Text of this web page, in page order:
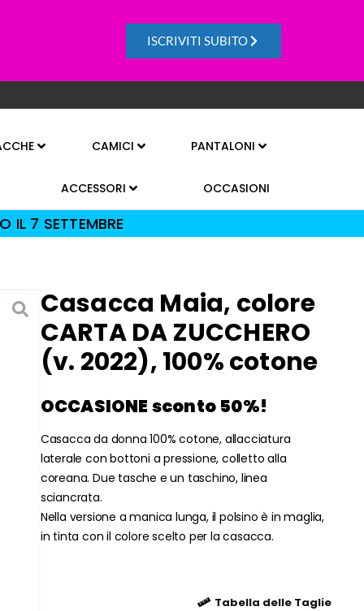
ISCRIVITI SUBITO
CAMICI PANTALONI
ACCESSORI OCCASIONI
IL 7 SETTEMBRE
Casacca Maia, colore
CARTA DA ZUCCHERO
(v. 2022), 100% cotone
OCCASIONE sconto 50%!
Casacca da donna 100% cotone, allacciatura
laterale con bottoni a pressione, colletto alla
coreana. Due tasche e un taschino, linea
sciancrata.
Nella versione a manica lunga, il polsino è in maglia,
in tinta con il colore scelto per la casacca.
Tabella delle Taglie